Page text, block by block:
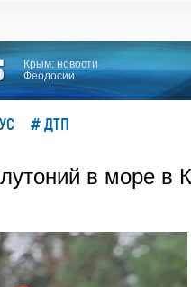
Крым: новости
Феодосии
# ДТП
в море в